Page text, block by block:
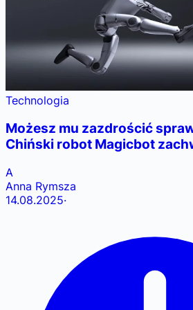
Technologia
Możesz mu zazdrościć
Chiński robot Magicbot
A
Anna Rymsza
14.08.2025·